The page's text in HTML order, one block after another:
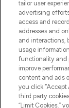
make-
Shop
Do
tailor user
advertising
access and
addresses and
and interactions,
usage
functionality and
improve
content and ads
you click
third party
“Limit Cookies,”